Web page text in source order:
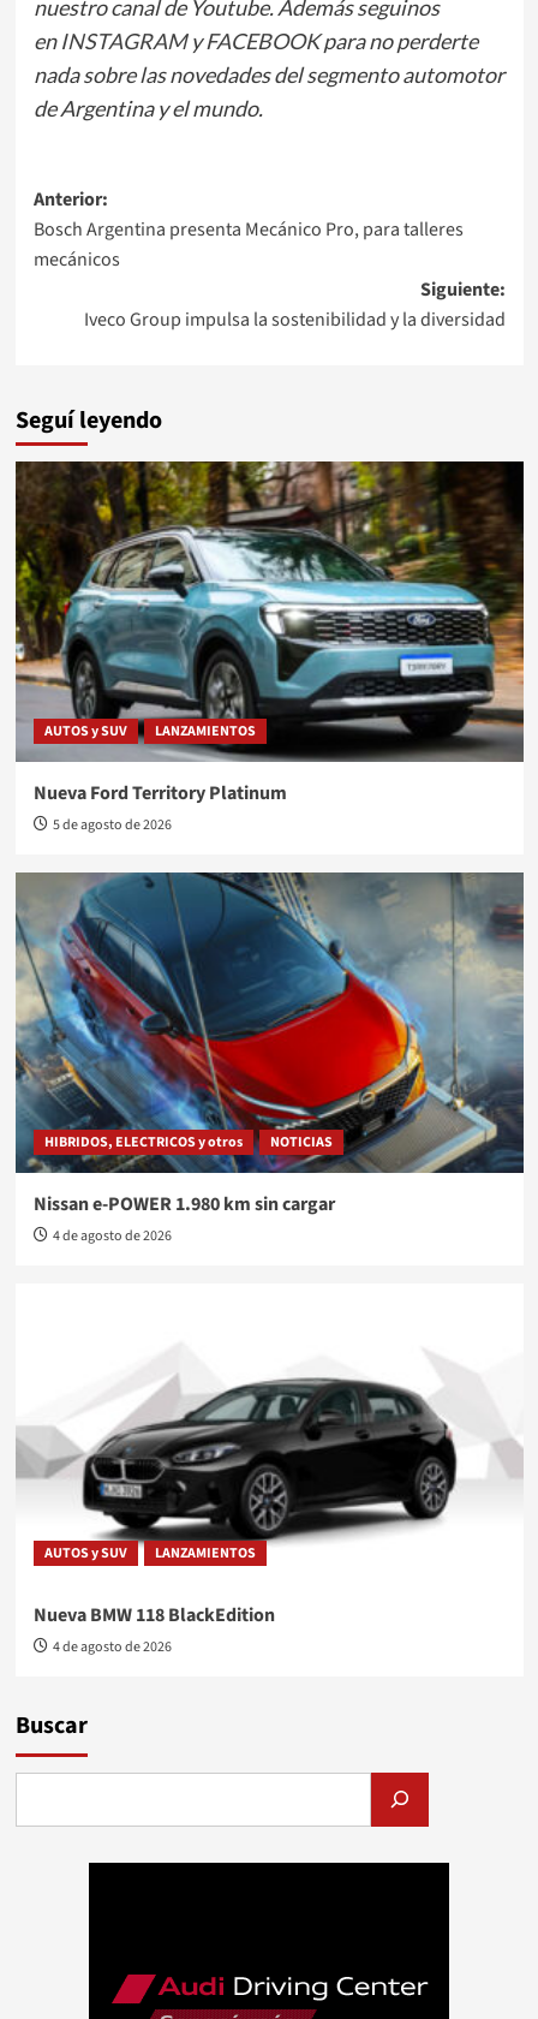
nuestro canal de Youtube. Además seguinos
enINSTAGRAMyFACEBOOKpara no perderte
nada sobre las novedades del segmento automotor
de Argentina y el mundo.
Navegación
de
entradas
Anterior:
Bosch Argentina presenta Mecánico Pro, para talleres
mecánicos
Siguiente:
Iveco Group impulsa la sostenibilidad y la diversidad
Seguí leyendo
AUTOS y SUV LANZAMIENTOS
Nueva Ford Territory Platinum
5 de agosto de 2026
HIBRIDOS, ELECTRICOS y otros NOTICIAS
Nissan e-POWER 1.980 km sin cargar
4 de agosto de 2026
AUTOS y SUV LANZAMIENTOS
Nueva BMW 118 BlackEdition
4 de agosto de 2026
Buscar